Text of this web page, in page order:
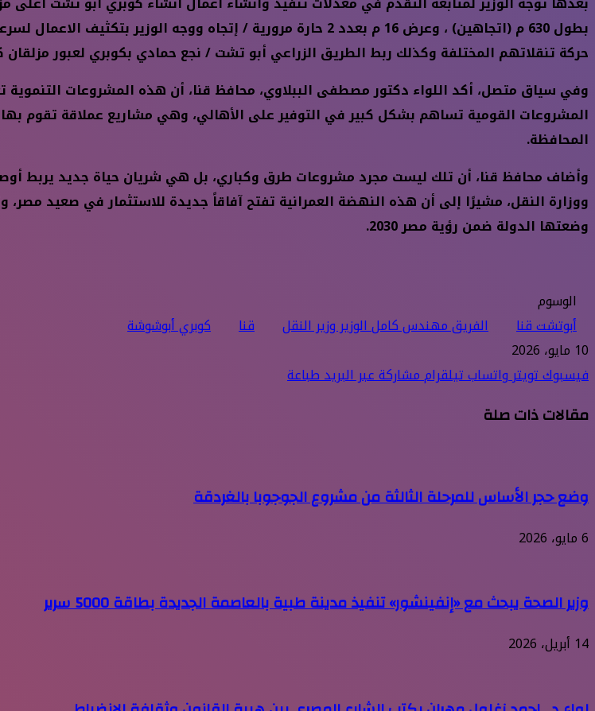
بطول 630 م (اتجاهين) ، وعرض 16 م بعدد 2 حارة مرورية / إتجاه
حركة تنقلاتهم المختلفة وكذلك ربط الطريق الزراعي أبو تشت / نجع حمادي بكوبري لعبور
وفي سياق متصل، أكد اللواء دكتور مصطفى الببلاوي، محافظ قنا، أن هذه المشروعات التنموية
المشروعات القومية تساهم بشكل كبير في التوفير على الأهالي، وهي مشاريع عملاقة تقوم
المحافظة.
وأضاف محافظ قنا، أن تلك ليست مجرد مشروعات طرق وكباري، بل هي شريان حياة جديد يربط
ووزارة النقل، مشيرًا إلى أن هذه النهضة العمرانية تفتح آفاقاً جديدة للاستثمار في صعيد
وضعتها الدولة ضمن رؤية مصر 2030.
الوسوم
أبوتشت قنا
الفريق مهندس كامل الوزير وزير النقل قنا
كوبري أبوشوشة
10 مايو، 2026
فيسبوكتويتر واتسابتيلقراممشاركة عبر البريدطباعة
مقالات ذات صلة
وضع حجر الأساس للمرحلة الثالثة من مشروع الجوجوبا بالغردقة
6 مايو، 2026
وزير الصحة يبحث مع «إنفينشور» تنفيذ مدينة طبية بالعاصمة الجديدة بطاقة 5000 سرير
14 أبريل، 2026